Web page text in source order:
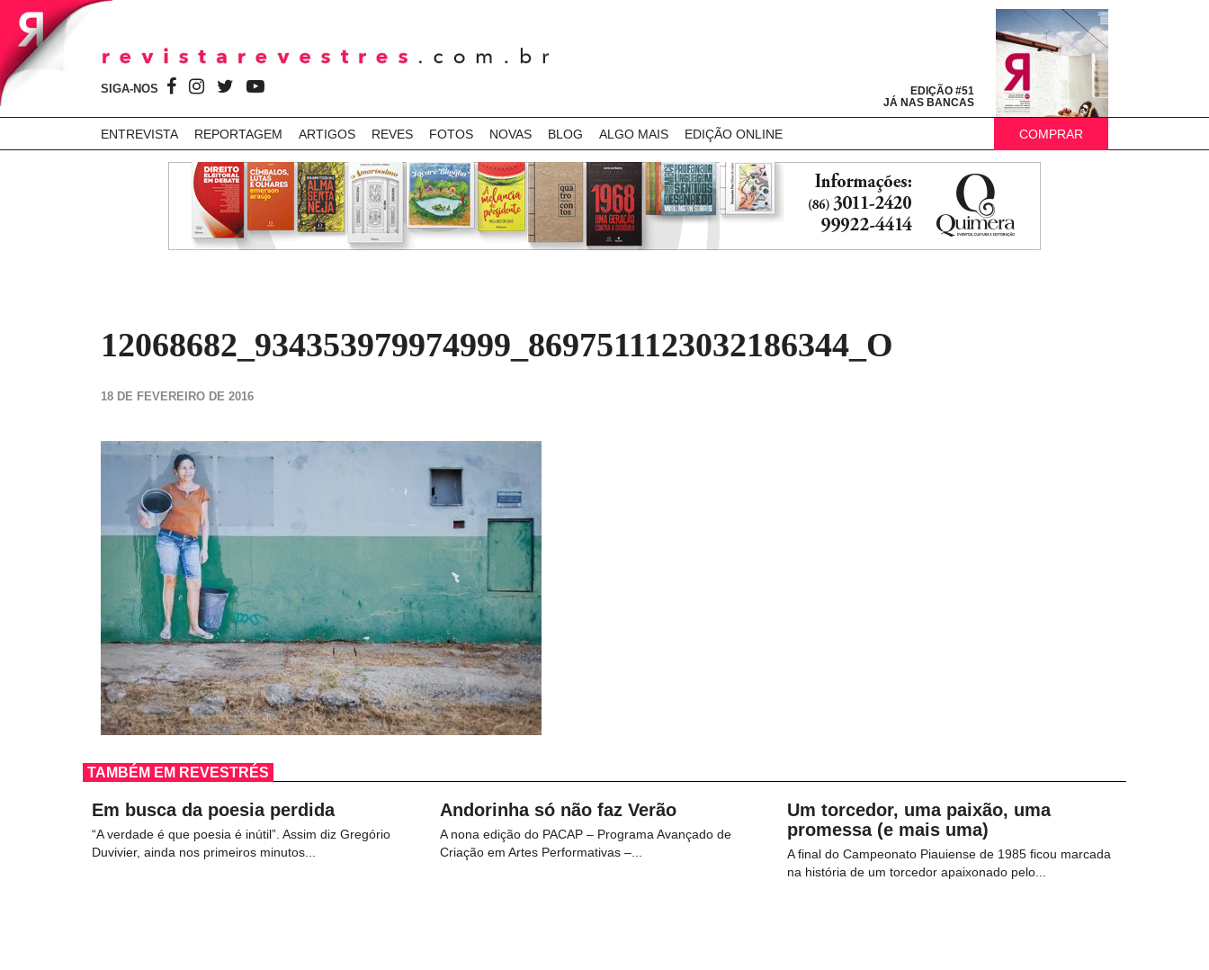
SIGA-NOS
EDIÇÃO #51
JÁ NAS BANCAS
ENTREVISTA REPORTAGEM ARTIGOS REVES FOTOS NOVAS BLOG ALGO MAIS EDIÇÃO ONLINE COMPRAR
12068682_934353979974999_8697511123032186344_O
18 DE FEVEREIRO DE 2016
TAMBÉM EM REVESTRÉS
Em busca da poesia perdida
“A verdade é que poesia é inútil”. Assim diz Gregório
Duvivier, ainda nos primeiros minutos...
Andorinha só não faz Verão
A nona edição do PACAP – Programa Avançado de
Criação em Artes Performativas –...
Um torcedor, uma paixão, uma
promessa (e mais uma)
A final do Campeonato Piauiense de 1985 ficou marcada
na história de um torcedor apaixonado pelo...